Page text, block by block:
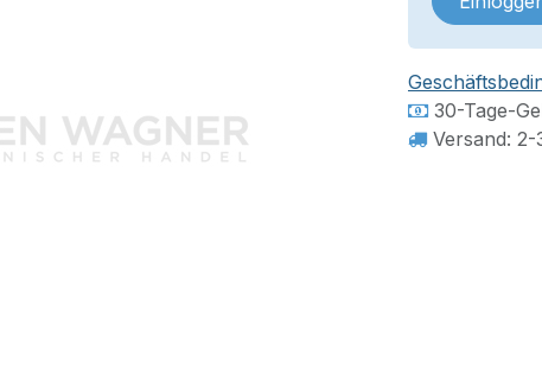
30-Tage-
Versand: 2-